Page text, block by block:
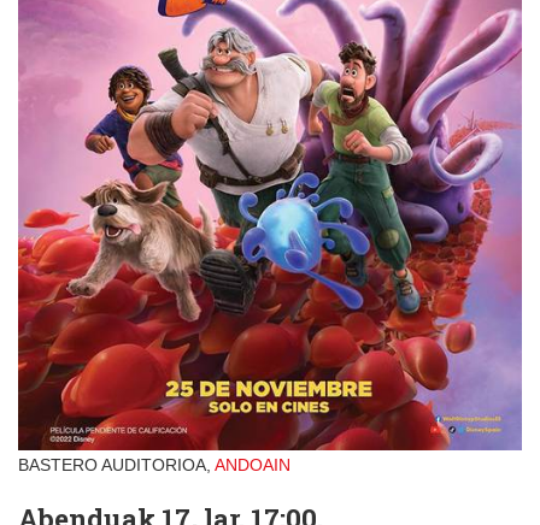
BASTERO AUDITORIOA, ANDOAIN